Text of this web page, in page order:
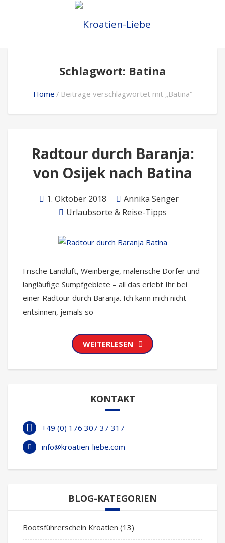
Schlagwort: Batina
Home Beiträge verschlagwortet mit „Batina“
Radtour durch Baranja:
von Osijek nach Batina
1. Oktober 2018
Annika Senger
Urlaubsorte & Reise-Tipps
Frische Landluft, Weinberge, malerische Dörfer und
langläufige Sumpfgebiete – all das erlebt Ihr bei
einer Radtour durch Baranja. Ich kann mich nicht
entsinnen, jemals so
WEITERLESEN
KONTAKT
+49 (0) 176 307 37 317
info@kroatien-liebe.com
BLOG-KATEGORIEN
Bootsführerschein Kroatien (13)